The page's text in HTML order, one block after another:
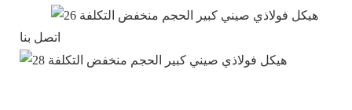
اتصل بنا